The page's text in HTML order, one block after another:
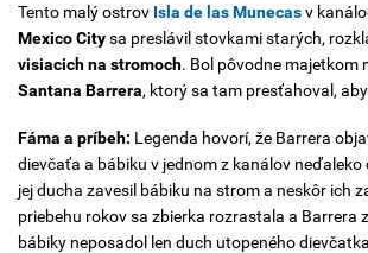
Tento malý ostrov Isla de las Munecasv
Mexico Citysa preslávil stovkami starých,
visiacich na stromoch. Bol pôvodne majetkom
Santana Barrera, ktorý sa tam presťahoval,
Fáma a príbeh: Legenda hovorí, že Barrera
dievčaťa a bábiku v jednom z kanálov
jej ducha zavesil bábiku na strom a neskôr ich
priebehu rokov sa zbierka rozrastala a Barrera
bábiky neposadol len duch utopeného